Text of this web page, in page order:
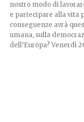
nostro modo di
e partecipare alla vita
conseguenze avrà
umana, sulla
dell’Europa? Venerdì